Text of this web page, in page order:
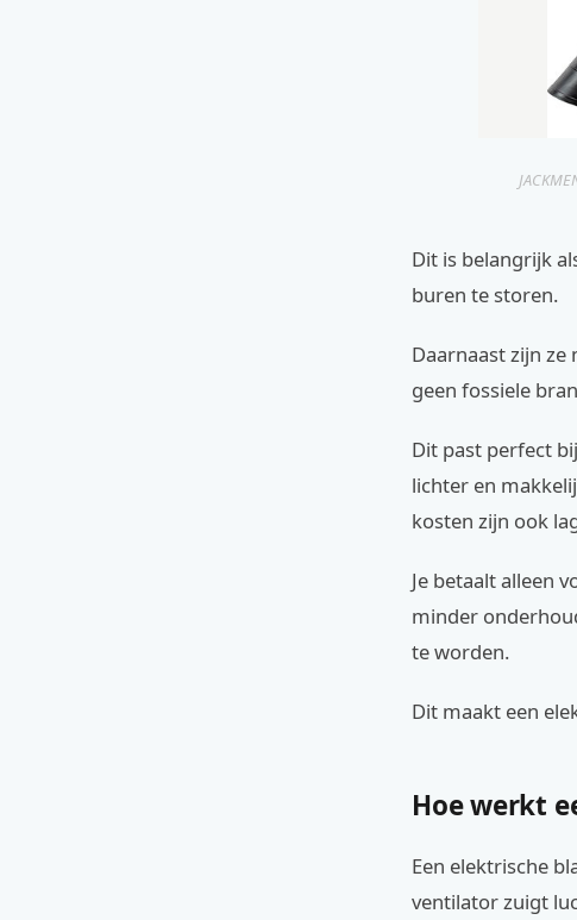
Dit is belangrijk
buren te storen.
Daarnaast zijn
geen fossiele
Dit past perfect
lichter en
kosten zijn ook
Je betaalt alleen
minder
te worden.
Dit maakt een
Hoe werkt
Een elektrische
ventilator zuigt